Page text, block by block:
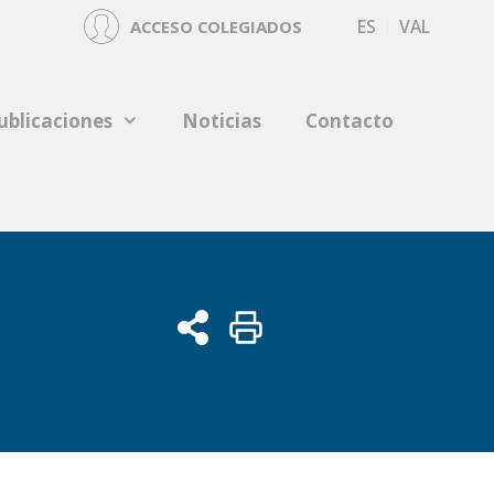
ACCESO COLEGIADOS ES VAL
Noticias Contacto